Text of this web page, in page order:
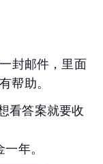
封邮件，里面
帮助。
看答案就要收
年。